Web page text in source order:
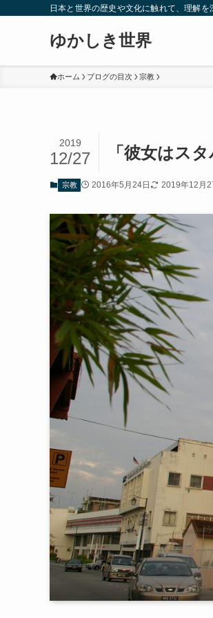
日本と世界の歴史や文化に触れて、理解を
ゆかしき世界
ホーム ブログの目次 宗教
「彼女はス
2019
12/27
宗教 2016年5月24日 2019年12月